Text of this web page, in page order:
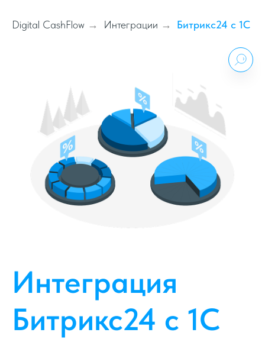
Digital CashFlow → Интеграции → Битрикс24 с 1С
Интеграция
Битрикс24 с 1С